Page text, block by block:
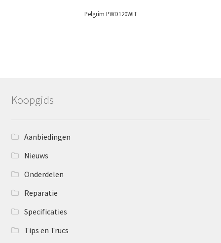
Pelgrim PWD120WIT
Koopgids
Aanbiedingen
Nieuws
Onderdelen
Reparatie
Specificaties
Tips en Trucs